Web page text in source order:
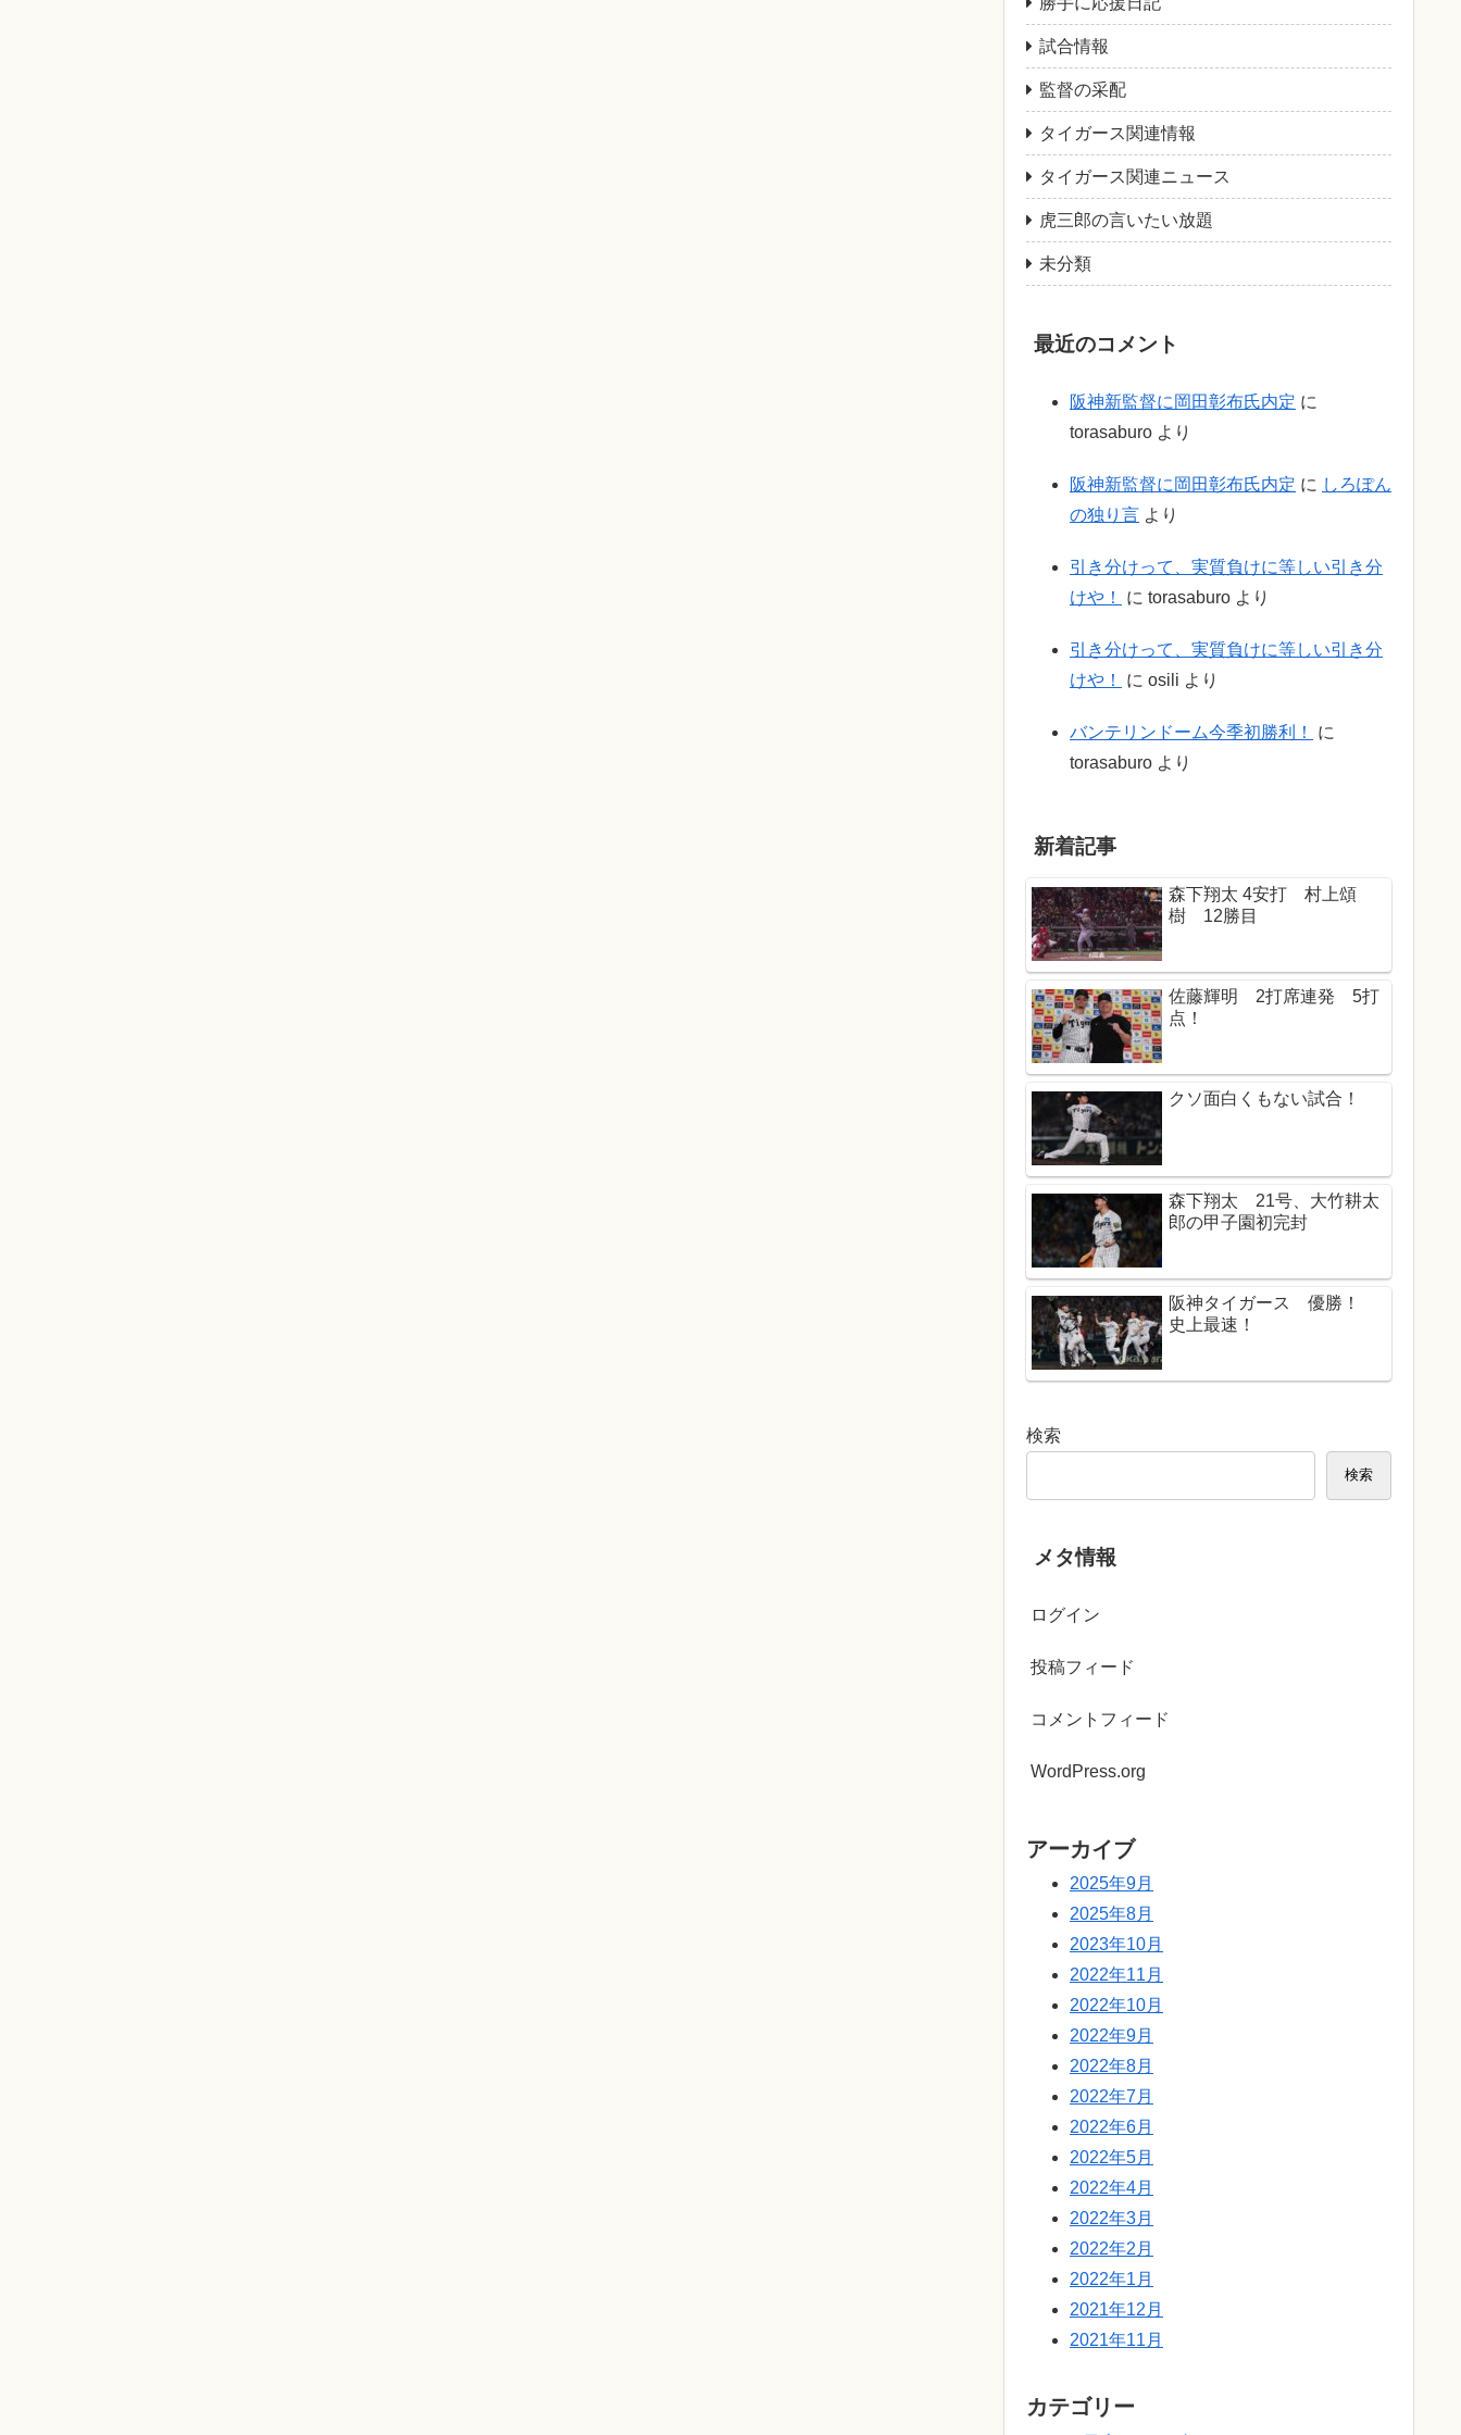
試合情報
監督の采配
タイガース関連情報
タイガース関連ニュース
虎三郎の言いたい放題
未分類
最近のコメント
阪神新監督に岡田彰布氏内定 に
torasaburo より
阪神新監督に岡田彰布氏内定 に しろぽん
の独り言 より
引き分けって、実質負けに等しい引き分
けや！
に torasaburo より
引き分けって、実質負けに等しい引き分
けや！
に osili より
バンテリンドーム今季初勝利！
に
torasaburo より
新着記事
森下翔太 4安打 村上頌
樹 12勝目
佐藤輝明 2打席連発 5打
点！
クソ面白くもない試合！
森下翔太 21号、大竹耕太
郎の甲子園初完封
阪神タイガース 優勝！
史上最速！
検索
検索
メタ情報
ログイン
投稿フィード
コメントフィード
WordPress.org
アーカイブ
2025年9月
2025年8月
2023年10月
2022年11月
2022年10月
2022年9月
2022年8月
2022年7月
2022年6月
2022年5月
2022年4月
2022年3月
2022年2月
2022年1月
2021年12月
2021年11月
カテゴリー